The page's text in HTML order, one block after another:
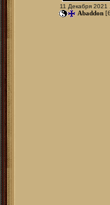
11 Декабря 2021
Abaddon